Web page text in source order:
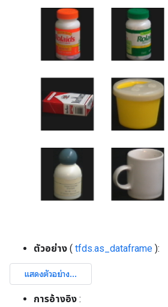
ตัวอย่าง ( tfds.as_dataframe ):
การอ้างอิง :